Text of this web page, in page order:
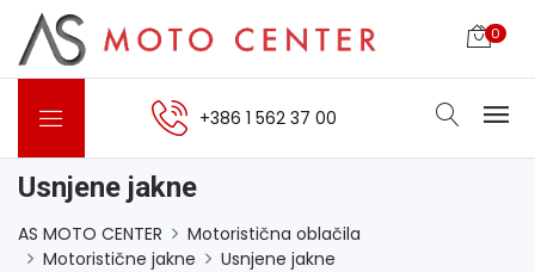
0
+386 1 562 37 00
Usnjene jakne
AS MOTO CENTER
Motoristična oblačila
Motoristične jakne
Usnjene jakne